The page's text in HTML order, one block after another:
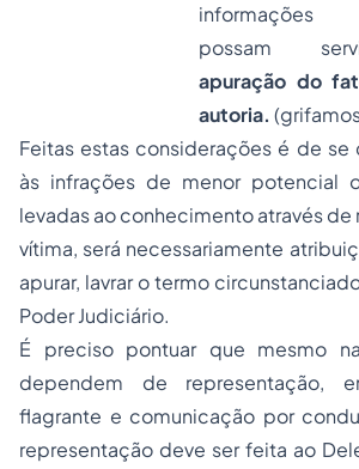
possam
apuração do
autoria.
Feitas estas considerações é de se
às infrações de menor potencial
levadas ao conhecimento através
vítima, será necessariamente
apurar, lavrar o termo
Poder Judiciário.
É preciso pontuar que mesmo
dependem de representação,
flagrante e comunicação por
representação deve ser feita ao